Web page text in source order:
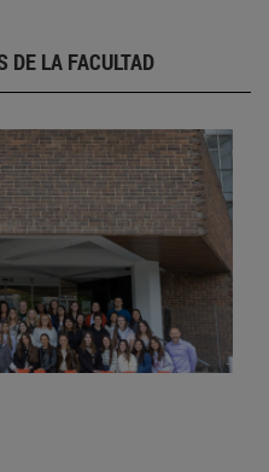
DE LA FACULTAD